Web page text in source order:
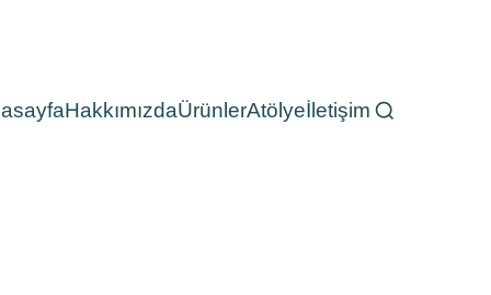
HakkımızdaÜrünlerAtölyeİletişim